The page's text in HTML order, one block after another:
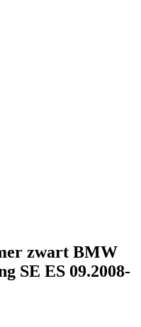
zwart BMW
SE ES 09.2008-